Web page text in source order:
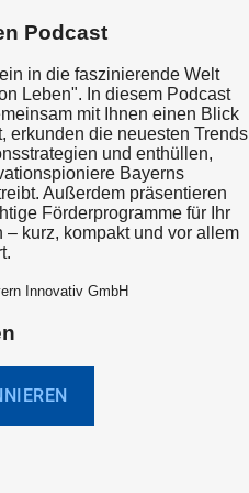
Podcast
in die faszinierende Welt
Leben". In diesem Podcast
mit Ihnen einen Blick
erkunden die neuesten Trends
und enthüllen,
Bayerns
Außerdem präsentieren
Förderprogramme für Ihr
– kurz, kompakt und vor allem
Innovativ GmbH